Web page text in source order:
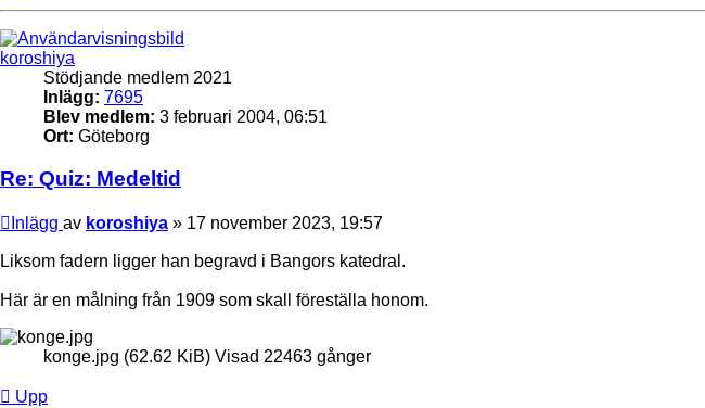
koroshiya
Stödjande medlem 2021
Inlägg: 7695
Blev medlem: 3 februari 2004, 06:51
Ort: Göteborg
Re: Quiz: Medeltid
Inlägg av koroshiya » 17 november 2023, 19:57
Liksom fadern ligger han begravd i Bangors katedral.
Här är en målning från 1909 som skall föreställa honom.
konge.jpg (62.62 KiB) Visad 22463 gånger
Upp